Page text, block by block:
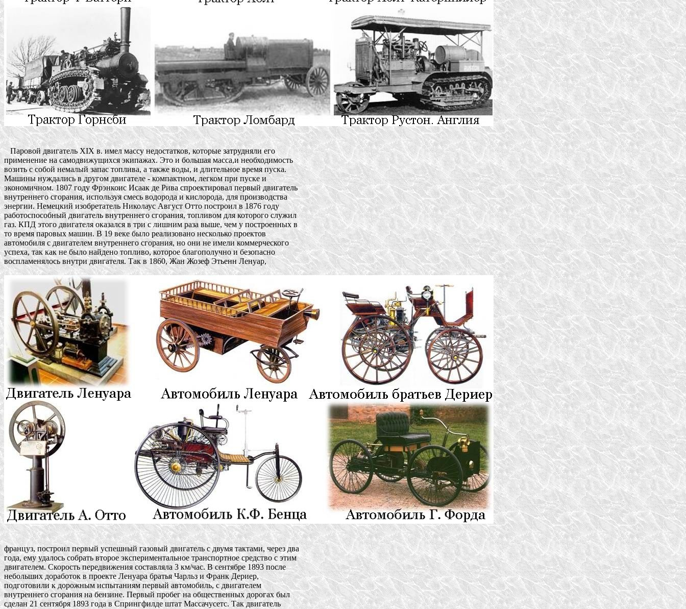
   Паровой двигатель XIX в. имел массу недостатков, которые затрудняли его
применение на самодвижущихся экипажах. Это и большая масса,и необходимость
возить с собой немалый запас топлива, а также воды, и длительное время пуска.
Машины нуждались в другом двигателе - компактном, легком при пуске и
экономичном. 1807 году Фрэнкоис Исаак де Рива спроектировал первый двигатель
внутреннего сгорания, используя смесь водорода и кислорода, для производства
энергии. Немецкий изобретатель Николаус Август Отто построил в 1876 году
работоспособный двигатель внутреннего сгорания, топливом для которого служил
газ. КПД этого двигателя оказался в три с лишним раза выше, чем у построенных в
то время паровых машин. В 19 веке было реализовано несколько проектов
автомобиля с двигателем внутреннего сгорания, но они не имели коммерческого
успеха, так как не было найдено топливо, которое благополучно и безопасно
воспламенялось внутри двигателя. Так в 1860, Жан Жозеф Этьенн Ленуар,
француз, построил первый успешный газовый двигатель с двумя тактами, через два
года, ему удалось собрать второе экспериментальное транспортное средство с этим
двигателем. Скорость передвижения составляла 3 км/час. В сентябре 1893 после
небольших доработок в проекте Ленуара братья Чарльз и Франк Дериер,
подготовили к дорожным испытаниям первый автомобиль, с двигателем
внутреннего сгорания на бензине. Первый пробег на общественных дорогах был
сделан 21 сентября 1893 года в Спрингфилде штат Массачусетс. Так двигатель